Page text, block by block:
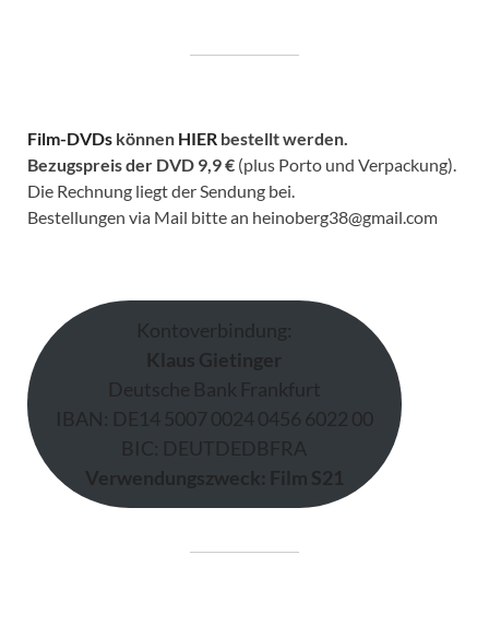
Film-DVDs können HIER bestellt werden.
Bezugspreis der DVD 9,9 € (plus Porto und Verpackung).
Die Rechnung liegt der Sendung bei.
Bestellungen via Mail bitte an heinoberg38@gmail.com
Kontoverbindung:
Klaus Gietinger
Deutsche Bank Frankfurt
IBAN: DE14 5007 0024 0456 6022 00
BIC: DEUTDEDBFRA
Verwendungszweck: Film S21